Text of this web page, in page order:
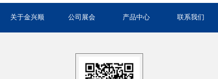
关于金兴顺 公司展会 产品中心 联系我们